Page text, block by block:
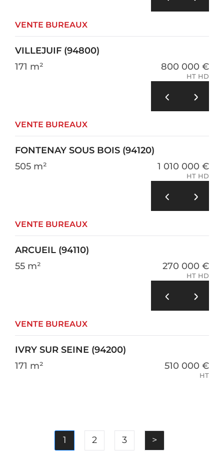
VENTE BUREAUX
VILLEJUIF (94800)
171 m²
800 000 €
HT HD
VENTE BUREAUX
FONTENAY SOUS BOIS (94120)
505 m²
1 010 000 €
HT HD
VENTE BUREAUX
ARCUEIL (94110)
55 m²
270 000 €
HT HD
VENTE BUREAUX
IVRY SUR SEINE (94200)
171 m²
510 000 €
HT
1 2 3 >